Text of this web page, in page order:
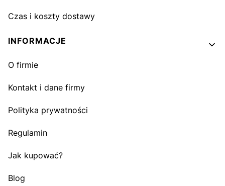
Czas i koszty dostawy
INFORMACJE
O firmie
Kontakt i dane firmy
Polityka prywatności
Regulamin
Jak kupować?
Blog